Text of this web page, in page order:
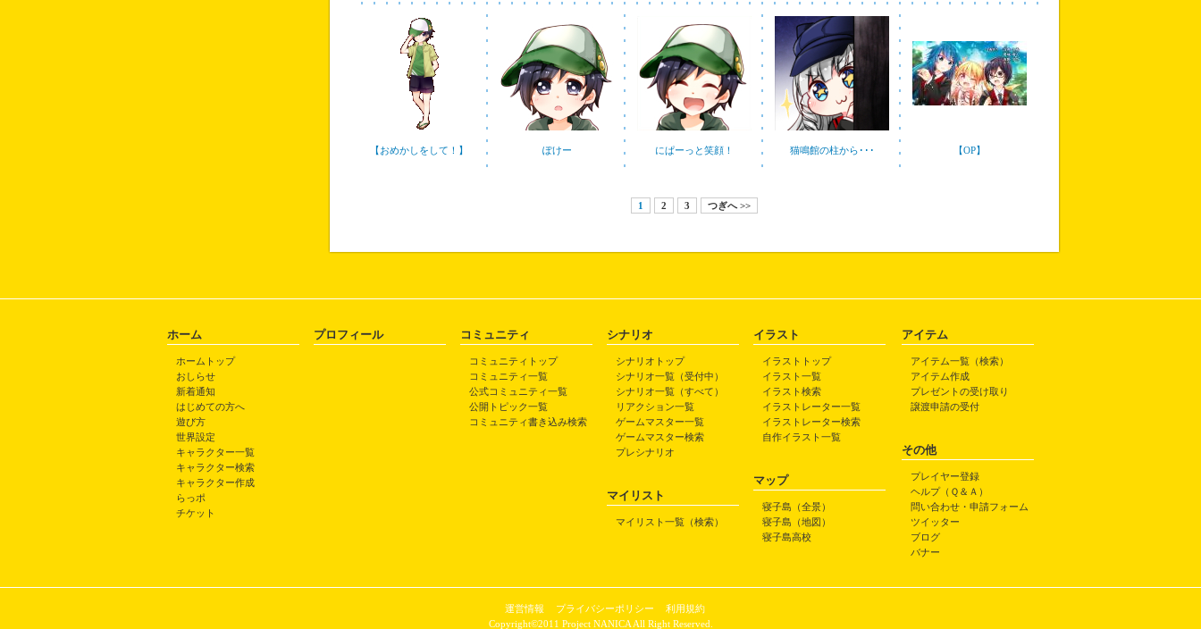
【おめかしをして！】 ぽけー にぱーっと笑顔！ 猫鳴館の柱から･･･ 【OP】
1 2 3 つぎへ >>
ホーム
ホームトップ
おしらせ
新着通知
はじめての方へ
遊び方
世界設定
キャラクター一覧
キャラクター検索
キャラクター作成
らっポ
チケット
プロフィール コミュニティ
コミュニティトップ
コミュニティ一覧
公式コミュニティ一覧
公開トピック一覧
コミュニティ書き込み検索
シナリオ
シナリオトップ
シナリオ一覧（受付中）
シナリオ一覧（すべて）
リアクション一覧
ゲームマスター一覧
ゲームマスター検索
プレシナリオ
マイリスト
マイリスト一覧（検索）
イラスト
イラストトップ
イラスト一覧
イラスト検索
イラストレーター一覧
イラストレーター検索
自作イラスト一覧
マップ
寝子島（全景）
寝子島（地図）
寝子島高校
アイテム
アイテム一覧（検索）
アイテム作成
プレゼントの受け取り
譲渡申請の受付
その他
プレイヤー登録
ヘルプ（Ｑ＆Ａ）
問い合わせ・申請フォーム
ツイッター
ブログ
バナー
運営情報 プライバシーポリシー
利用規約
Copyright©2011 Project NANICA All Right Reserved.